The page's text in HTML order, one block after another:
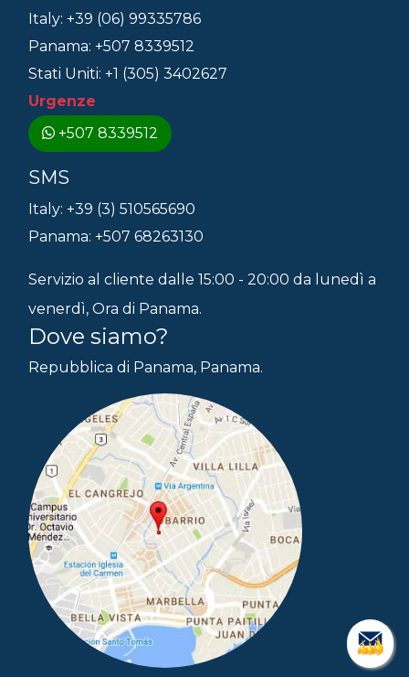
Italy: +39 (06) 99335786
Panama: +507 8339512
Stati Uniti: +1 (305) 3402627
Urgenze
+507 8339512
SMS
Italy: +39 (3) 510565690
Panama: +507 68263130
Servizio al cliente dalle 15:00 - 20:00 da lunedì a
venerdì, Ora di Panama.
Dove siamo?
Repubblica di Panama, Panama.